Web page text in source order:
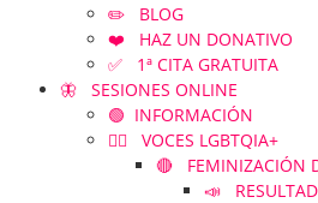
✏️ BLOG
❤️ HAZ UN DONATIVO
✅ 1ª CITA GRATUITA
🦋 SESIONES ONLINE
🟢 INFORMACIÓN
🏳️‍🌈 VOCES LGBTQIA+
🔴 FEMINIZACIÓN
📣